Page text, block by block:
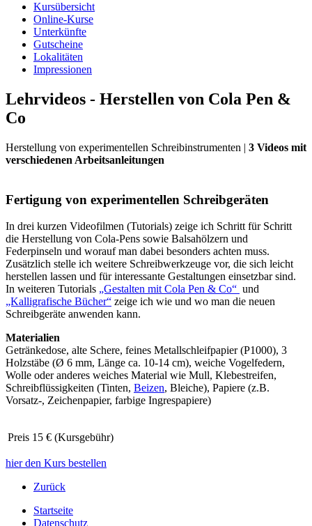
Kursübersicht
Online-Kurse
Unterkünfte
Gutscheine
Lokalitäten
Impressionen
Lehrvideos - Herstellen von Cola Pen &
Co
Herstellung von experimentellen Schreibinstrumenten | 3 Videos mit
verschiedenen Arbeitsanleitungen
Fertigung von experimentellen Schreibgeräten
In drei kurzen Videofilmen (Tutorials) zeige ich Schritt für Schritt
die Herstellung von Cola-Pens sowie Balsahölzern und
Federpinseln und worauf man dabei besonders achten muss.
Zusätzlich stelle ich weitere Schreibwerkzeuge vor, die sich leicht
herstellen lassen und für interessante Gestaltungen einsetzbar sind.
In weiteren Tutorials „Gestalten mit Cola Pen & Co“ und
„Kalligrafische Bücher“ zeige ich wie und wo man die neuen
Schreibgeräte anwenden kann.
Materialien
Getränkedose, alte Schere, feines Metallschleifpapier (P1000), 3
Holzstäbe (Ø 6 mm, Länge ca. 10-14 cm), weiche Vogelfedern,
Wolle oder anderes weiches Material wie Mull, Klebestreifen,
Schreibflüssigkeiten (Tinten, Beizen, Bleiche), Papiere (z.B.
Vorsatz-, Zeichenpapier, farbige Ingrespapiere)
Preis 15 € (Kursgebühr)
hier den Kurs bestellen
Zurück
Startseite
Datenschutz